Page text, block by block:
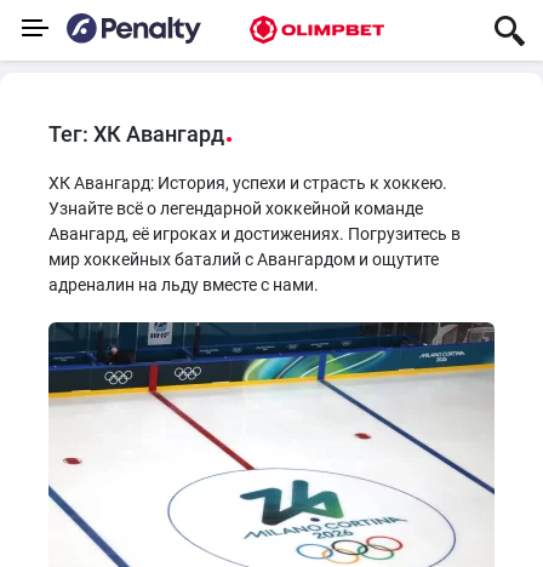
Тег: ХК Авангард
ХК Авангард: История, успехи и страсть к хоккею.
Узнайте всё о легендарной хоккейной команде
Авангард, её игроках и достижениях. Погрузитесь в
мир хоккейных баталий с Авангардом и ощутите
адреналин на льду вместе с нами.